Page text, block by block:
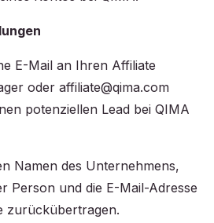
E-Mail an Ihren Affiliate
oder affiliate@qima.com
potenziellen Lead bei QIMA
Namen des Unternehmens,
Person und die E-Mail-Adresse
zurückübertragen.